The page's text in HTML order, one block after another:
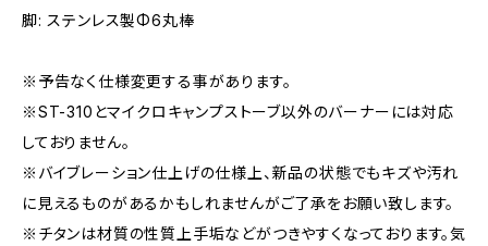
脚: ステンレス製Φ6丸棒
※予告なく仕様変更する事があります。
※ST-310とマイクロキャンプストーブ以外のバーナーには対応
しておりません。
※バイブレーション仕上げの仕様上、新品の状態でもキズや汚れ
に見えるものがあるかもしれませんがご了承をお願い致します。
※チタンは材質の性質上手垢などがつきやすくなっております。気